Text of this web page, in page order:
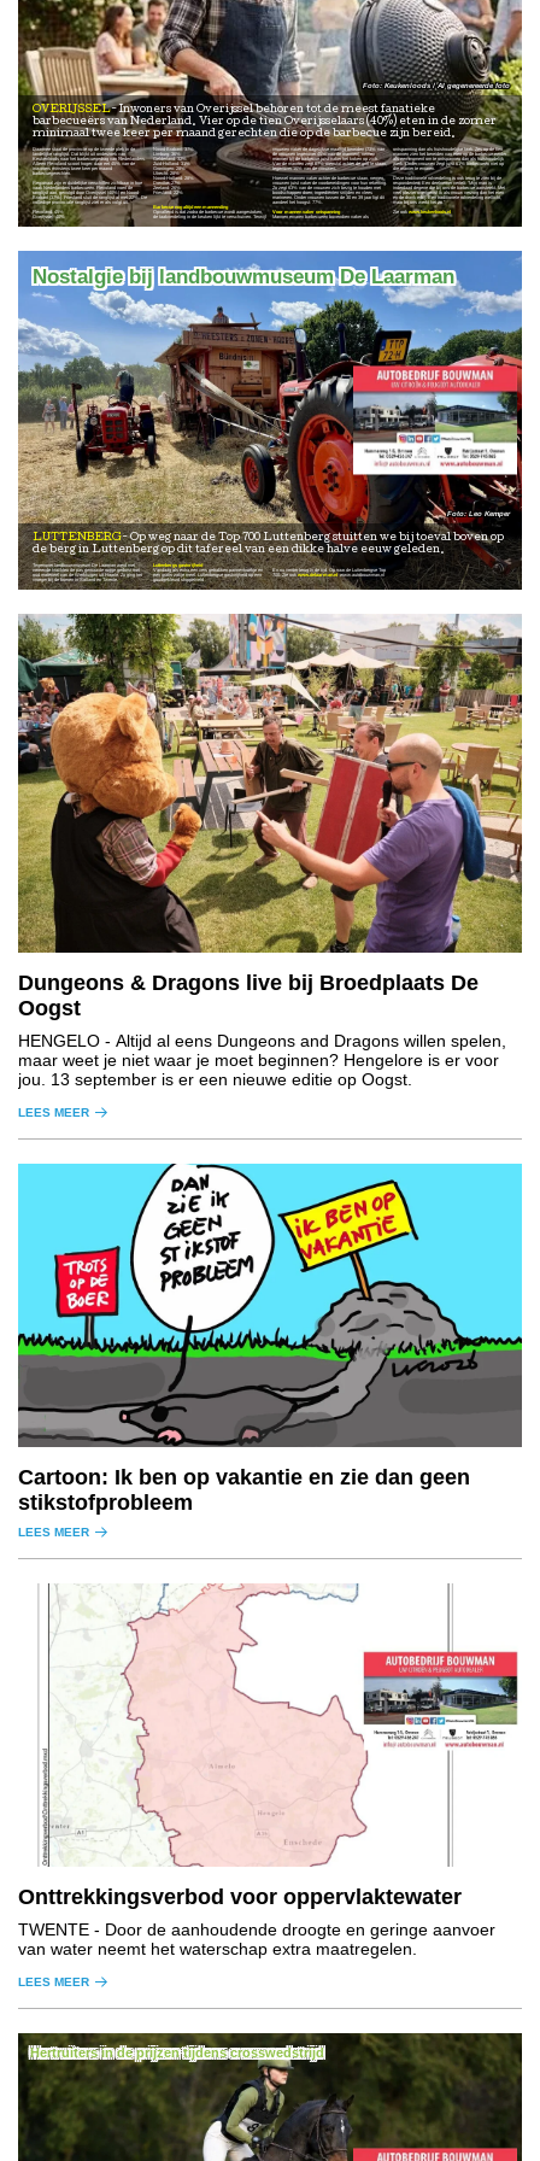
OVERIJSSEL Inwoners van Overijssel behoren tot de meest fanatieke
barbecueërs van Nederland. Vier op de tien Overijsselaars (40%) eten in de zomer
minimaal twee keer per maand gerechten die op de barbecue zijn bereid.
Daarmee staat de provincie op de tweede plek in de
landelijke ranglijst. Dat blijkt uit onderzoek van
Keukenloods naar het barbecuegedrag van Nederlanders.
Alleen Flevoland scoort hoger: daar eet 45% van de
inwoners minstens twee keer per maand
barbecuegerechten.
Regionaal zijn er duidelijke verschillen zichtbaar in hoe
vaak Nederlanders barbecueën. Flevoland voert de
ranglijst aan, gevolgd door Overijssel (40%) en Noord-
Brabant (37%). Friesland sluit de ranglijst af met 22%. De
volledige provinciale ranglijst ziet er als volgt uit:
Flevoland: 45%
Overijssel: 40%
Noord-Brabant: 37%
Limburg: 36%
Gelderland: 32%
Zuid-Holland: 31%
Groningen: 28%
Utrecht: 28%
Noord-Holland: 28%
Drenthe: 27%
Zeeland: 26%
Friesland: 22%
Barbecue nog altijd een mannending
Opvallend is dat zodra de barbecue wordt aangestoken,
de taakverdeling in de keuken lijkt te verschuiven. Terwijl
vrouwen vaker de dagelijkse maaltijd bereiden (73% van
de vrouwen tegenover 45% van de mannen), nemen
mannen bij de barbecue juist vaker het koken op zich.
Van de mannen zegt 67% meestal achter de grill te staan,
tegenover 16% van de vrouwen.
Hoewel mannen vaker achter de barbecue staan, nemen
vrouwen juist vaker de voorbereidingen voor hun rekening.
Zo zegt 63% van de vrouwen zich bezig te houden met
boodschappen doen, ingrediënten snijden en vlees
marineren. Onder vrouwen tussen de 30 en 39 jaar ligt dit
aandeel het hoogst: 77%.
Voor mannen vaker ontspanning
Mannen ervaren barbecueën bovendien vaker als
ontspanning dan als huishoudelijke taak. Zes op de tien
mannen zien het bereiden van eten op de barbecue eerder
als een moment om te ontspannen dan als huishoudelijk
werk. Onder vrouwen zegt juist 61% barbecueën niet op
die manier te ervaren.
Deze traditionele rolverdeling is ook terug te zien bij de
respondenten. Een deelnemer vertelt: “Mijn man is
inderdaad degene die bij ons de barbecue aansteekt. Met
veel plezier overigens! Ik als vrouw verzorg dan het eten
en de drank erbij. Een traditionele rolverdeling wellicht,
maar bij ons werkt het zo.”
Zie ook www.keukenloods.nl
Keukenloods / AI gegenereerde foto
Nostalgie bij landbouwmuseum De Laarman
LUTTENBERG Op weg naar de Top 700 Luttenberg stuitten we bij toeval boven op
de berg in Luttenberg op dit tafereel van een dikke halve eeuw geleden.
Tegenover landbouwmuseum De Laarman werd met
vereende krachten de pas gemaaide rogge gedorst met
oud materieel van de Werktuigen uit Haarle. Zo ging het
vroeger bij de boeren in Salland en Twente.
Luttenbergs gastvrijheid
Vandaag als extra een vers gebakken pannenkoekje en
een gratis zakje meel. Luttenbergse gastvrijheid op een
goudgekleurd stoppelveld .
En nu verder terug in de tijd. Op naar de Luttenbergse Top
700. Zie ookwww.delaarman.nlwww.autobouwman.nl
Leo Kemper
Dungeons & Dragons live bij Broedplaats De
Oogst
HENGELO - Altijd al eens Dungeons and Dragons willen spelen,
maar weet je niet waar je moet beginnen? Hengelore is er voor
jou. 13 september is er een nieuwe editie op Oogst.
LEES MEER
Cartoon: Ik ben op vakantie en zie dan geen
stikstofprobleem
LEES MEER
Onttrekkingsverbod voor oppervlaktewater
TWENTE - Door de aanhoudende droogte en geringe aanvoer
van water neemt het waterschap extra maatregelen.
LEES MEER
Hertruiters in de prijzen tijdens crosswedstrijd